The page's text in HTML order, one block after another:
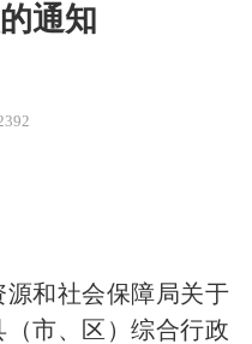
通知
源和社会保障局关于
（市、区）综合行政